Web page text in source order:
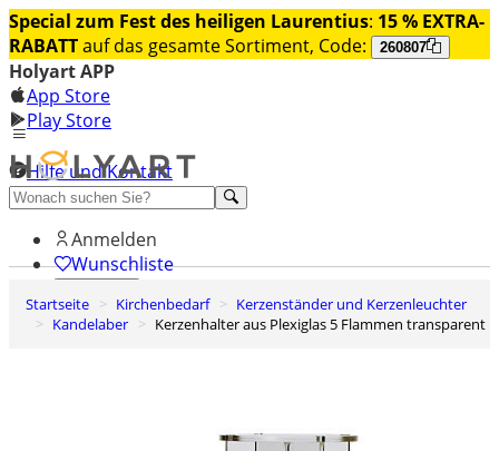
Special zum Fest des heiligen Laurentius: 15 % EXTRA-
RABATTauf das gesamte Sortiment, Code: 260807
Holyart APP
App Store
Play Store
Hilfe und Kontakt
Entdecken Sie Premium
Anmelden
Wunschliste
0
Warenkorb
Startseite Kirchenbedarf
Kerzenständer und Kerzenleuchter
Kandelaber
Kerzenhalter aus Plexiglas 5 Flammen transparent